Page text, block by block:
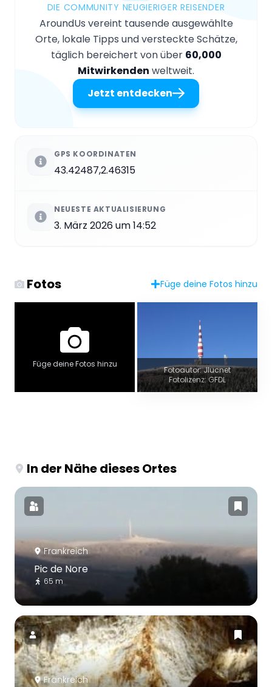
DIE COMMUNITY NEUGIERIGER REISENDER
AroundUs vereint tausende ausgewählte
Orte, lokale Tipps und versteckte Schätze,
täglich bereichert von über 60,000
Mitwirkenden weltweit.
Jetzt entdecken
GPS KOORDINATEN
43.42487,2.46315
NEUESTE AKTUALISIERUNG
3. März 2026 um 14:52
Fotos Füge deine Fotos hinzu
Füge deine Fotos hinzu
Fotoautor: Jlucnet
Fotolizenz: GFDL
In der Nähe dieses Ortes
Frankreich
Pic de Nore
65 m
Frankreich